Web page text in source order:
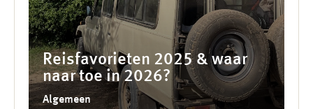
Reisfavorieten 2025 & waar
naar toe in 2026?
Algemeen